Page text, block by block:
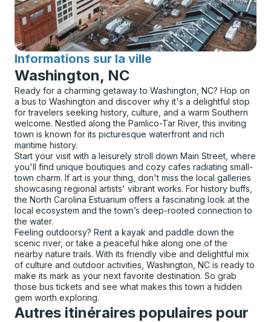
Informations sur la ville
pour
Washington, NC
Ready for a charming getaway to Washington, NC? Hop on
a bus to Washington and discover why it's a delightful stop
for travelers seeking history, culture, and a warm Southern
welcome. Nestled along the Pamlico-Tar River, this inviting
town is known for its picturesque waterfront and rich
maritime history.
Start your visit with a leisurely stroll down Main Street, where
you'll find unique boutiques and cozy cafes radiating small-
town charm. If art is your thing, don't miss the local galleries
showcasing regional artists' vibrant works. For history buffs,
the North Carolina Estuarium offers a fascinating look at the
local ecosystem and the town’s deep-rooted connection to
the water.
Feeling outdoorsy? Rent a kayak and paddle down the
scenic river, or take a peaceful hike along one of the
nearby nature trails. With its friendly vibe and delightful mix
of culture and outdoor activities, Washington, NC is ready to
make its mark as your next favorite destination. So grab
those bus tickets and see what makes this town a hidden
gem worth exploring.
Autres itinéraires populaires pour